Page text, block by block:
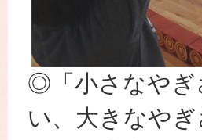
◎「小さなやぎ
い、大きなや